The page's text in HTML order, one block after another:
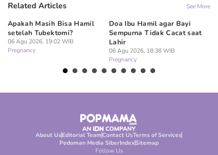
Related Articles See More
Apakah Masih Bisa Hamil
setelah Tubektomi?
06 Agu 2026, 19:02 WIB
Pregnancy
Doa Ibu Hamil agar Bayi
Sempurna Tidak Cacat saat
Lahir
06 Agu 2026, 18:38 WIB
Pregnancy
About UsEditorial TeamContact UsTerms of Services
Pedoman Media SiberIndexSitemap
Follow Us